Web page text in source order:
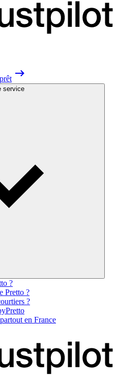
service
?
Pretto ?
?
en France